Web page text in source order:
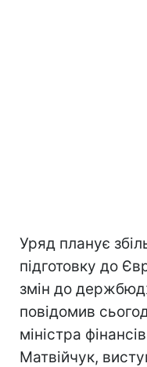
Уряд планує
підготовку до
змін до
повідомив
міністра
Матвійчук,